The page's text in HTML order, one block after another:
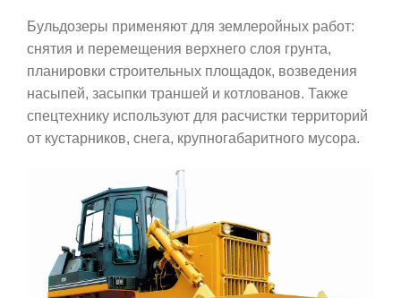
Бульдозеры применяют для землеройных работ:
снятия и перемещения верхнего слоя грунта,
планировки строительных площадок, возведения
насыпей, засыпки траншей и котлованов. Также
спецтехнику используют для расчистки территорий
от кустарников, снега, крупногабаритного мусора.